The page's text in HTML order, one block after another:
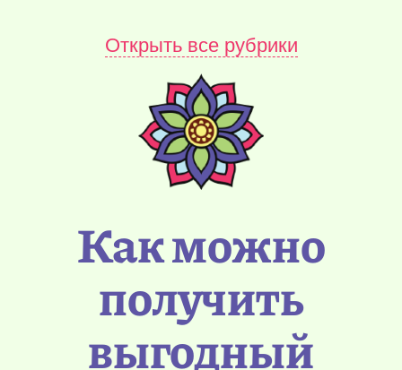
Открыть все рубрики
Как можно
получить
выгодный